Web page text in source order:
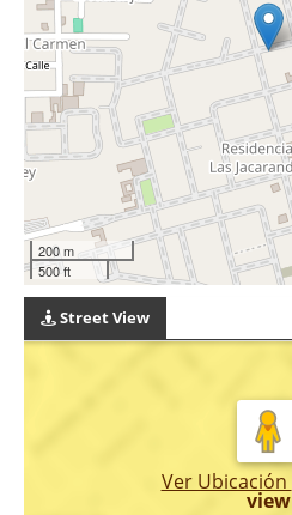
200 m
500 ft
Street View
Ver Ubicación
view